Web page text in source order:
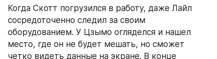
Когда Скотт погрузился в работу, даже Лайл
сосредоточенно следил за своим
оборудованием. У Цзымо огляделся и нашел
место, где он не будет мешать, но сможет
четко видеть данные на экране. В конце